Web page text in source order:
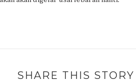
SHARE THIS STORY